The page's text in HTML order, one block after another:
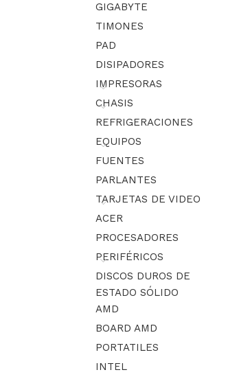
GIGABYTE
TIMONES
PAD
DISIPADORES
IMPRESORAS
CHASIS
REFRIGERACIONES
EQUIPOS
FUENTES
PARLANTES
TARJETAS DE VIDEO
ACER
PROCESADORES
PERIFÉRICOS
DISCOS DUROS DE
ESTADO SÓLIDO
AMD
BOARD AMD
PORTATILES
INTEL